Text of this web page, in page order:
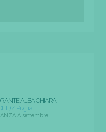
ALBA CHIARA
/ Puglia
A settembre